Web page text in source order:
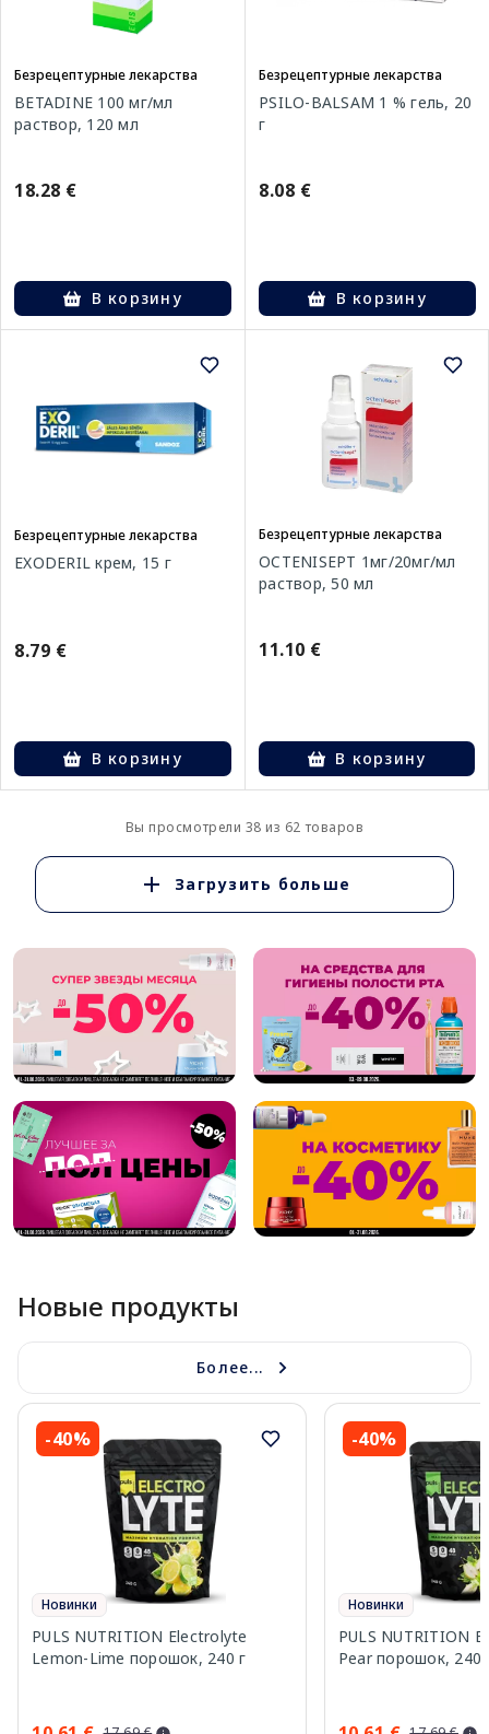
Безрецептурные лекарства
BETADINE 100 мг/мл
раствор, 120 мл
18.28 €
В корзину
Безрецептурные лекарства
PSILO-BALSAM 1 % гель, 20
г
8.08 €
В корзину
Безрецептурные лекарства
EXODERIL крем, 15 г
8.79 €
В корзину
Безрецептурные лекарства
OCTENISEPT 1мг/20мг/мл
раствор, 50 мл
11.10 €
В корзину
Вы просмотрели 38 из 62 товаров
Загрузить больше
Новые продукты
Более...
-40%
Новинки
PULS NUTRITION Electrolyte
Lemon-Lime порошок, 240 г
-40%
Новинки
PULS NUTRITION
Pear порошок, 240